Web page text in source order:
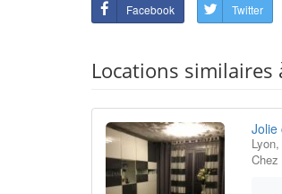
Facebook Twitter
Locations
Jolie
Chez